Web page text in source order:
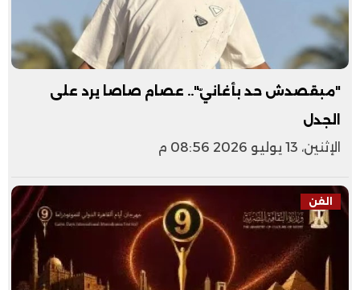
"مبقصدش حد بأغانيّ".. عصام صاصا يرد على
الجدل
الإثنين، 13 يوليو 2026 08:56 م
الفن